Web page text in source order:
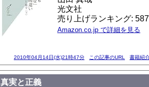
光文社
売り上げランキング:
Amazon.co.jp で詳細を見る
2010年04月14日(水)21時47分 この記事のURL 書籍紹
真実と正義